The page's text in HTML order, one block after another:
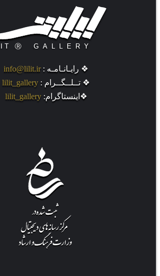
❖ رایـانـامـه : info@lilit.ir
❖ تــلــگــرام : lilit_gallery
❖اینستاگرام: lilit_gallery